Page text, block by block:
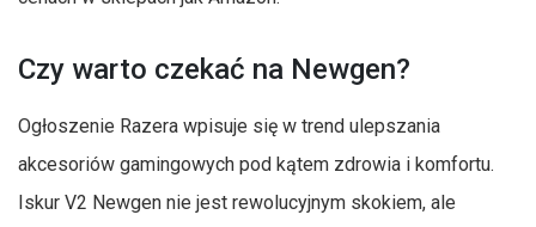
Czy warto czekać na Newgen?
Ogłoszenie Razera wpisuje się w trend ulepszania
akcesoriów gamingowych pod kątem zdrowia i komfortu.
Iskur V2 Newgen nie jest rewolucyjnym skokiem, ale